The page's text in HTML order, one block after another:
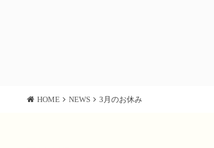
HOME NEWS 3月のお休み